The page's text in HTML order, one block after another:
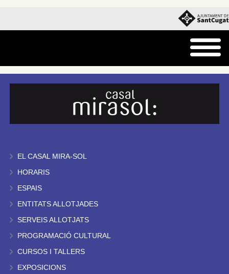
EL CASAL MIRA-SOL
HORARIS
ESPAIS
ENTITATS ALLOTJADES
SERVEIS ALLOTJATS
PROGRAMACIÓ CULTURAL
CURSOS I TALLERS
EXPOSICIONS